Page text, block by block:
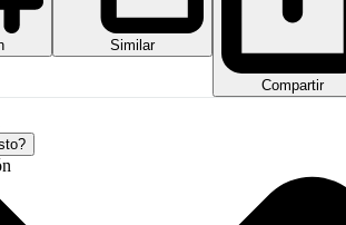
Similar
Compartir